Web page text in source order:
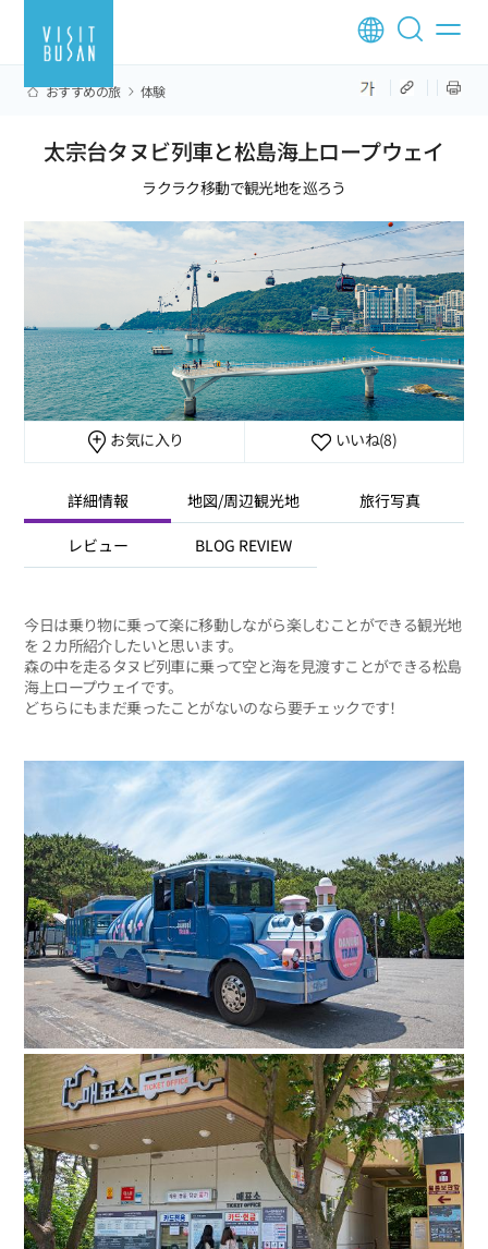
おすすめの旅 体験
太宗台タヌビ列車と松島海上ロープウェイ
ラクラク移動で観光地を巡ろう
お気に入り いいね(8)
詳細情報 地図/周辺観光地 旅行写真
レビュー BLOG REVIEW
今日は乗り物に乗って楽に移動しながら楽しむことができる観光地
を２カ所紹介したいと思います。
森の中を走るタヌビ列車に乗って空と海を見渡すことができる松島
海上ロープウェイです。
どちらにもまだ乗ったことがないのなら要チェックです！